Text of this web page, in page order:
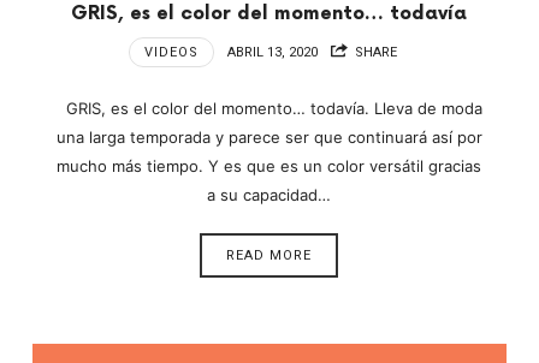
GRIS, es el color del momento… todavía
VIDEOS ABRIL 13, 2020 SHARE
GRIS, es el color del momento… todavía. Lleva de moda
una larga temporada y parece ser que continuará así por
mucho más tiempo. Y es que es un color versátil gracias
a su capacidad…
READ MORE